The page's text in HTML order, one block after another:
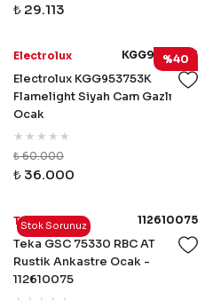
₺ 29.113
%40
Electrolux KGG953753K
Electrolux KGG953753K
Flamelight Siyah Cam Gazlı
Ocak
₺ 60.000
₺ 36.000
Stok Sorunuz
Teka 112610075
Teka GSC 75330 RBC AT
Rustik Ankastre Ocak -
112610075